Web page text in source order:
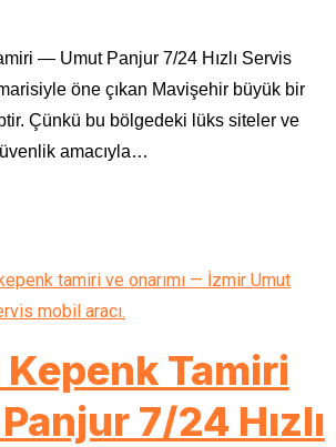
— Umut Panjur 7/24 Hızlı Servis
öne çıkan Mavişehir büyük bir
Çünkü bu bölgedeki lüks siteler ve
amacıyla…
Kepenk Tamiri
7/24 Hızlı